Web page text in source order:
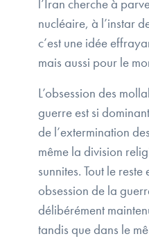
l’Iran cherche à
nucléaire, à l’instar
c’est une idée
mais aussi pour le
L’obsession des
guerre est si
de l’extermination
même la division
sunnites. Tout le
obsession de la
délibérément
tandis que dans le